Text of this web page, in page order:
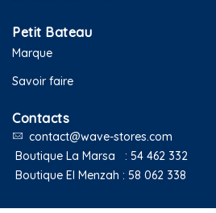
Petit Bateau
Marque
Savoir faire
Contacts
contact@wave-stores.com
Boutique La Marsa : 54 462 332
Boutique El Menzah : 58 062 338